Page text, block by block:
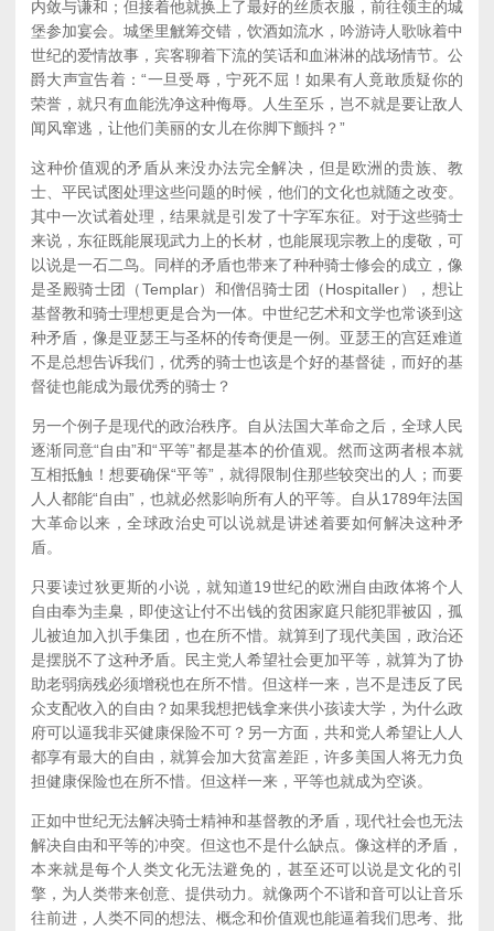
内敛与谦和；但接着他就换上了最好的丝质衣服，前往领主的城
堡参加宴会。城堡里觥筹交错，饮酒如流水，吟游诗人歌咏着中
世纪的爱情故事，宾客聊着下流的笑话和血淋淋的战场情节。公
爵大声宣告着：“一旦受辱，宁死不屈！如果有人竟敢质疑你的
荣誉，就只有血能洗净这种侮辱。人生至乐，岂不就是要让敌人
闻风窜逃，让他们美丽的女儿在你脚下颤抖？”
这种价值观的矛盾从来没办法完全解决，但是欧洲的贵族、教
士、平民试图处理这些问题的时候，他们的文化也就随之改变。
其中一次试着处理，结果就是引发了十字军东征。对于这些骑士
来说，东征既能展现武力上的长材，也能展现宗教上的虔敬，可
以说是一石二鸟。同样的矛盾也带来了种种骑士修会的成立，像
是圣殿骑士团（Templar）和僧侣骑士团（Hospitaller），想让
基督教和骑士理想更是合为一体。中世纪艺术和文学也常谈到这
种矛盾，像是亚瑟王与圣杯的传奇便是一例。亚瑟王的宫廷难道
不是总想告诉我们，优秀的骑士也该是个好的基督徒，而好的基
督徒也能成为最优秀的骑士？
另一个例子是现代的政治秩序。自从法国大革命之后，全球人民
逐渐同意“自由”和“平等”都是基本的价值观。然而这两者根本就
互相抵触！想要确保“平等”，就得限制住那些较突出的人；而要
人人都能“自由”，也就必然影响所有人的平等。自从1789年法国
大革命以来，全球政治史可以说就是讲述着要如何解决这种矛
盾。
只要读过狄更斯的小说，就知道19世纪的欧洲自由政体将个人
自由奉为圭臬，即使这让付不出钱的贫困家庭只能犯罪被囚，孤
儿被迫加入扒手集团，也在所不惜。就算到了现代美国，政治还
是摆脱不了这种矛盾。民主党人希望社会更加平等，就算为了协
助老弱病残必须增税也在所不惜。但这样一来，岂不是违反了民
众支配收入的自由？如果我想把钱拿来供小孩读大学，为什么政
府可以逼我非买健康保险不可？另一方面，共和党人希望让人人
都享有最大的自由，就算会加大贫富差距，许多美国人将无力负
担健康保险也在所不惜。但这样一来，平等也就成为空谈。
正如中世纪无法解决骑士精神和基督教的矛盾，现代社会也无法
解决自由和平等的冲突。但这也不是什么缺点。像这样的矛盾，
本来就是每个人类文化无法避免的，甚至还可以说是文化的引
擎，为人类带来创意、提供动力。就像两个不谐和音可以让音乐
往前进，人类不同的想法、概念和价值观也能逼着我们思考、批